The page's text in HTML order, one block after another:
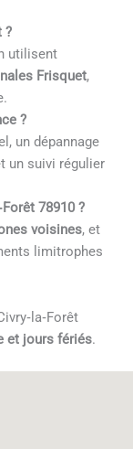
?
utilisent
Frisquet,
?
un dépannage
un suivi régulier
78910 ?
voisines, et
limitrophes
et jours fériés.